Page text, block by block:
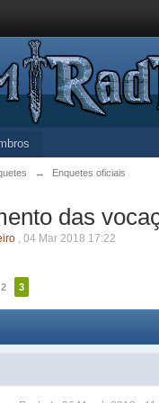
→ Enquetes oficiais
das
,04 Mar 2018 17:22
2 3